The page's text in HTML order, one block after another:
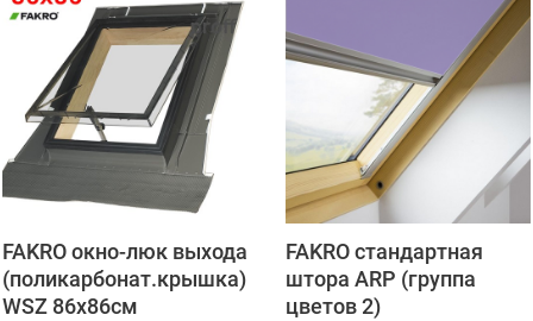
FAKRO окно-люк выхода
(поликарбонат.крышка)
WSZ 86х86см
FAKRO стандартная
штора ARP (группа
цветов 2)